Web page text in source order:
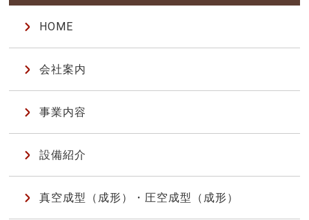
HOME
会社案内
事業内容
設備紹介
真空成型（成形）・圧空成型（成形）